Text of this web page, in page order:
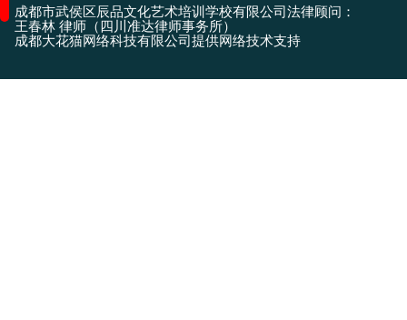
成都市武侯区辰品文化艺术培训学校有限公司法律顾问：
王春林 律师（四川准达律师事务所）
​成都大花猫网络科技有限公司 提供网络技术支持